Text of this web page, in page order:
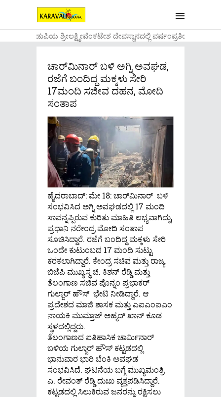
....ಉಡುಪಿಯ ಶ್ರೀಲಕ್ಷ್ಮೀವೆ೦ಕಟೇಶ ದೇವಸ್ಥಾನದಲ್ಲಿ ವರ್ಷ೦ಪ್ರತಿಯ
ಚಾರ್​ಮಿನಾರ್​ ಬಳಿ ಅಗ್ನಿ ಅವಘಡ,
ರಜೆಗೆ ಬಂದಿದ್ದ ಮಕ್ಕಳು ಸೇರಿ
17ಮಂದಿ ಸಜೀವ ದಹನ, ಮೋದಿ
ಸಂತಾಪ
ಹೈದರಾಬಾದ್: ಮೇ 18: ಚಾರ್​ಮಿನಾರ್ ಬಳಿ
ಸಂಭವಿಸಿದ ಅಗ್ನಿ ಅವಘಡದಲ್ಲಿ 17 ಮಂದಿ
ಸಾವನ್ನಪ್ಪಿರುವ ಕುರಿತು ಮಾಹಿತಿ ಲಭ್ಯವಾಗಿದ್ದು,
ಪ್ರಧಾನಿ ನರೇಂದ್ರ ಮೋದಿ ಸಂತಾಪ
ಸೂಚಿಸಿದ್ದಾರೆ. ರಜೆಗೆ ಬಂದಿದ್ದ ಮಕ್ಕಳು ಸೇರಿ
ಒಂದೇ ಕುಟುಂಬದ 17 ಮಂದಿ ಸುಟ್ಟು
ಕರಕಲಾಗಿದ್ದಾರೆ. ಕೇಂದ್ರ ಸಚಿವ ಮತ್ತು ರಾಜ್ಯ
ಬಿಜೆಪಿ ಮುಖ್ಯಸ್ಥ ಜಿ. ಕಿಶನ್ ರೆಡ್ಡಿ ಮತ್ತು
ತೆಲಂಗಾಣ ಸಚಿವ ಪೊನ್ನಂ ಪ್ರಭಾಕರ್
ಗುಲ್ಜಾರ್ ಹೌಸ್ ಭೇಟಿ ನೀಡಿದ್ದಾರೆ. ಆ
ಪ್ರದೇಶದ ಮಾಜಿ ಶಾಸಕ ಮತ್ತು ಎಐಎಂಐಎಂ
ನಾಯಕಿ ಮುಮ್ತಾಜ್ ಅಹ್ಮದ್ ಖಾನ್ ಕೂಡ
ಸ್ಥಳದಲ್ಲಿದ್ದರು.
ತೆಲಂಗಾಣದ ಐತಿಹಾಸಿಕ ಚಾರ್ಮಿನಾರ್
ಬಳಿಯ ಗುಲ್ಜಾರ್ ಹೌಸ್ ಕಟ್ಟಡದಲ್ಲಿ
ಭಾನುವಾರ ಭಾರಿ ಬೆಂಕಿ ಅವಘಡ
ಸಂಭವಿಸಿದೆ. ಘಟನೆಯ ಬಗ್ಗೆ ಮುಖ್ಯಮಂತ್ರಿ
ಎ. ರೇವಂತ್ ರೆಡ್ಡಿ ದುಃಖ ವ್ಯಕ್ತಪಡಿಸಿದ್ದಾರೆ.
ಕಟ್ಟಡದಲ್ಲಿ ಸಿಲುಕಿರುವ ಜನರನ್ನು ರಕ್ಷಿಸಲು